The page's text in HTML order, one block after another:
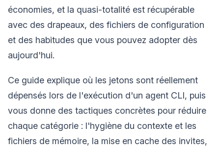
économies, et la quasi-totalité est récupérable
avec des drapeaux, des fichiers de configuration
et des habitudes que vous pouvez adopter dès
aujourd'hui.
Ce guide explique où les jetons sont réellement
dépensés lors de l'exécution d'un agent CLI, puis
vous donne des tactiques concrètes pour réduire
chaque catégorie : l'hygiène du contexte et les
fichiers de mémoire, la mise en cache des invites,